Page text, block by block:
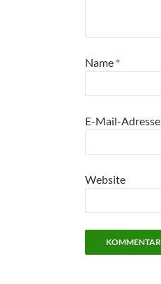
Name *
E-Mail-Adresse
Website